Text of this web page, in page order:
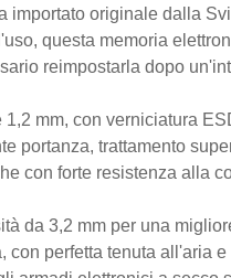
importato originale dalla
questa memoria
reimpostarla dopo
mm, con verniciatura
portanza, trattamento
con forte resistenza alla
da 3,2 mm per una
con perfetta tenuta all'aria